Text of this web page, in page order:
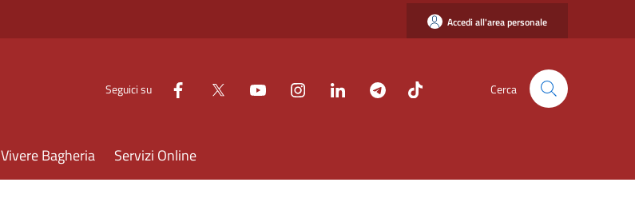
Accedi all'area personale
Seguici su Cerca
Vivere Bagheria Servizi Online